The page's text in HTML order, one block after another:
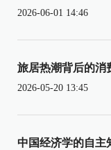
2026-06-01 14:46
旅居热潮背后的消
2026-05-20 13:45
中国经济学的自主